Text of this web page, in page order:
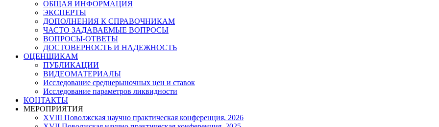
ОБЩАЯ ИНФОРМАЦИЯ
ЭКСПЕРТЫ
ДОПОЛНЕНИЯ К СПРАВОЧНИКАМ
ЧАСТО ЗАДАВАЕМЫЕ ВОПРОСЫ
ВОПРОСЫ-ОТВЕТЫ
ДОСТОВЕРНОСТЬ И НАДЕЖНОСТЬ
ОЦЕНЩИКАМ
ПУБЛИКАЦИИ
ВИДЕОМАТЕРИАЛЫ
Исследование среднерыночных цен и ставок
Исследование параметров ликвидности
КОНТАКТЫ
МЕРОПРИЯТИЯ
XVIII Поволжская научно практическая конференция, 2026